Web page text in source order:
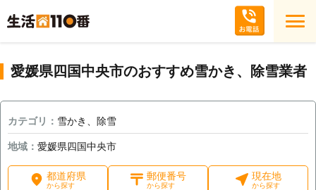
愛媛県四国中央市のおすすめ雪かき、除雪業者
カテゴリ： 雪かき、除雪
地域： 愛媛県四国中央市
都道府県
から探す
郵便番号
から探す
現在地
から探す